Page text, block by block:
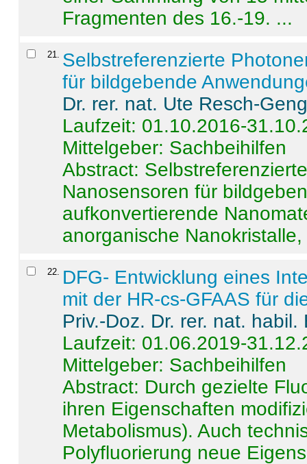
Fragmenten des 16.-19. ...
21
Selbstreferenzierte
für bildgebende
Dr. rer. nat. Ute Resch-
Laufzeit: 01.10.2016-
Mittelgeber: Sachbeihilfen
Abstract:
Nanosensoren für
aufkonvertierende
anorganische
22
DFG- Entwicklung eines
mit der HR-cs-GFAAS für
Priv.-Doz. Dr. rer. nat.
Laufzeit: 01.06.2019-
Mittelgeber: Sachbeihilfen
Abstract: Durch gezielte
ihren Eigenschaften
Metabolismus). Auch
Polyfluorierung neue